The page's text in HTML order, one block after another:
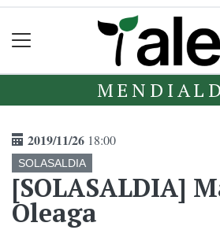
2019/11/26 18:00
SOLASALDIA
[SOLASALDIA]
Oleaga